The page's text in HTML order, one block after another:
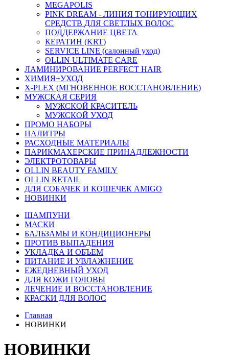
MEGAPOLIS
PINK DREAM - ЛИНИЯ ТОНИРУЮЩИХ
СРЕДСТВ ДЛЯ СВЕТЛЫХ ВОЛОС
ПОДДЕРЖАНИЕ ЦВЕТА
КЕРАТИН (KRT)
SERVICE LINE (салонный уход)
OLLIN ULTIMATE CARE
ЛАМИНИРОВАНИЕ PERFECT HAIR
ХИМИЯ+УХОД
X-PLEX (МГНОВЕННОЕ ВОССТАНОВЛЕНИЕ)
МУЖСКАЯ СЕРИЯ
МУЖСКОЙ КРАСИТЕЛЬ
МУЖСКОЙ УХОД
ПРОМО НАБОРЫ
ПАЛИТРЫ
РАСХОДНЫЕ МАТЕРИАЛЫ
ПАРИКМАХЕРСКИЕ ПРИНАДЛЕЖНОСТИ
ЭЛЕКТРОТОВАРЫ
OLLIN BEAUTY FAMILY
OLLIN RETAIL
ДЛЯ СОБАЧЕК И КОШЕЧЕК AMIGO
НОВИНКИ
ШАМПУНИ
МАСКИ
БАЛЬЗАМЫ И КОНДИЦИОНЕРЫ
ПРОТИВ ВЫПАДЕНИЯ
УКЛАДКА И ОБЪЕМ
ПИТАНИЕ И УВЛАЖНЕНИЕ
ЕЖЕДНЕВНЫЙ УХОД
ДЛЯ КОЖИ ГОЛОВЫ
ЛЕЧЕНИЕ И ВОССТАНОВЛЕНИЕ
КРАСКИ ДЛЯ ВОЛОС
Главная
НОВИНКИ
НОВИНКИ